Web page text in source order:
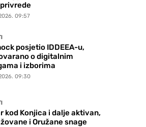
09:57
posjetio IDDEEA-u,
o digitalnim
i izborima
09:30
kod Konjica i dalje aktivan,
i Oružane snage